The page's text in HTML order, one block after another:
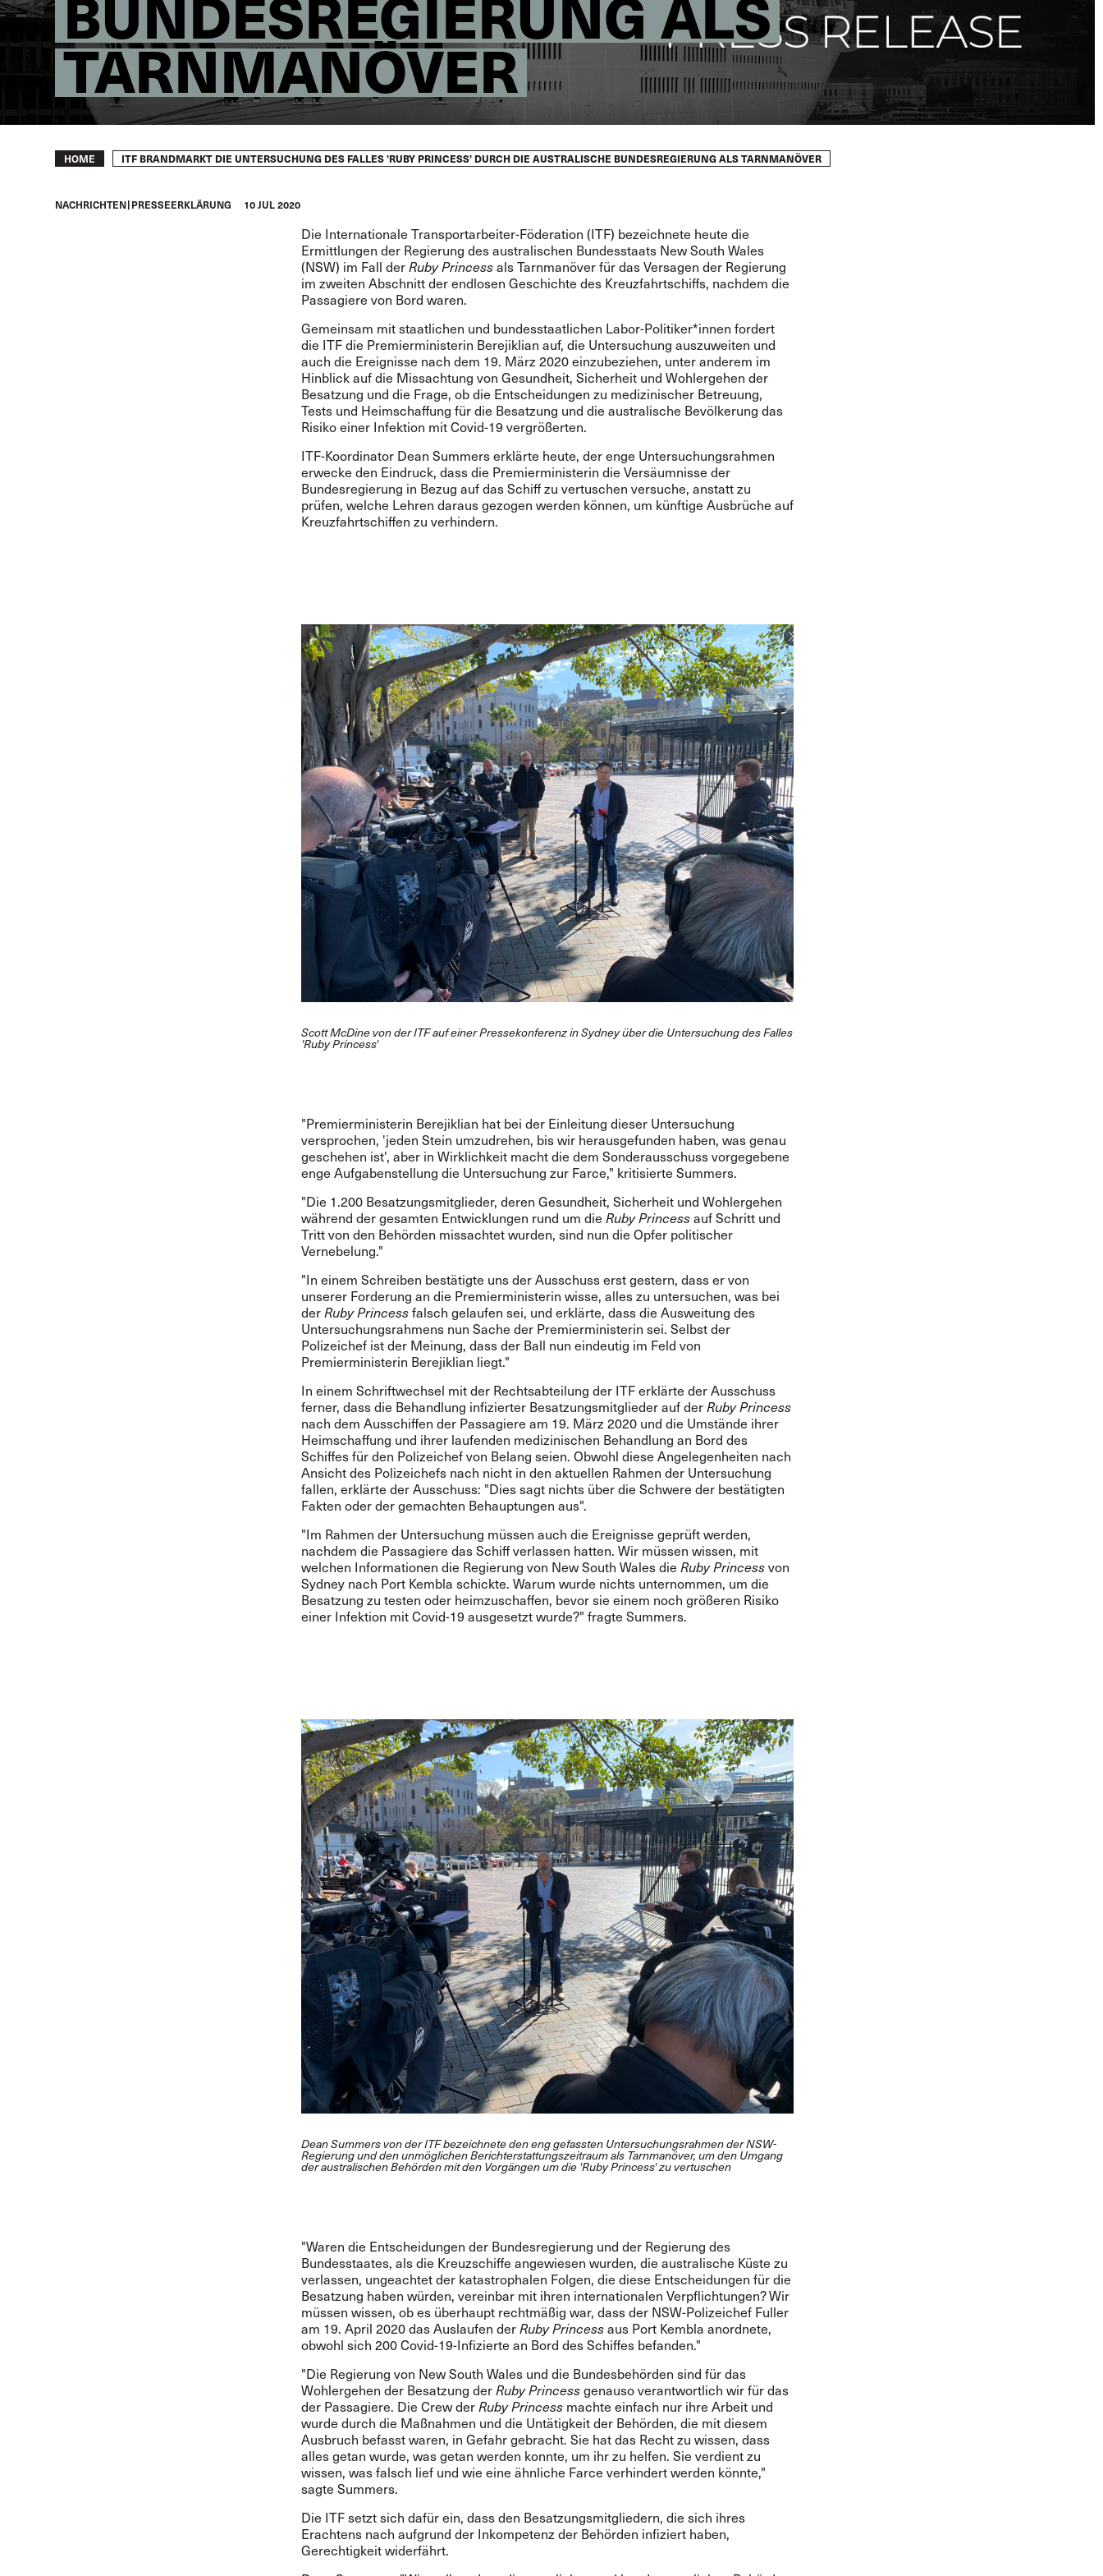
TARNMANÖVER
Breadcrumb
HOME ITF BRANDMARKT DIE UNTERSUCHUNG DES FALLES 'RUBY PRINCESS' DURCH DIE AUSTRALISCHE BUNDESREGIERUNG ALS TARNMANÖVER
NACHRICHTEN PRESSEERKLÄRUNG 10 JUL 2020
Die Internationale Transportarbeiter-Föderation (ITF) bezeichnete heute die
Ermittlungen der Regierung des australischen Bundesstaats New South Wales
(NSW) im Fall derRuby Princessals Tarnmanöver für das Versagen der Regierung
im zweiten Abschnitt der endlosen Geschichte des Kreuzfahrtschiffs, nachdem die
Passagiere von Bord waren.
Gemeinsam mit staatlichen und bundesstaatlichen Labor-Politiker*innen fordert
die ITF die Premierministerin Berejiklian auf, die Untersuchung auszuweiten und
auch die Ereignisse nach dem 19. März 2020 einzubeziehen, unter anderem im
Hinblick auf die Missachtung von Gesundheit, Sicherheit und Wohlergehen der
Besatzung und die Frage, ob die Entscheidungen zu medizinischer Betreuung,
Tests und Heimschaffung für die Besatzung und die australische Bevölkerung das
Risiko einer Infektion mit Covid-19 vergrößerten.
ITF-Koordinator Dean Summers erklärte heute, der enge Untersuchungsrahmen
erwecke den Eindruck, dass die Premierministerin die Versäumnisse der
Bundesregierung in Bezug auf das Schiff zu vertuschen versuche, anstatt zu
prüfen, welche Lehren daraus gezogen werden können, um künftige Ausbrüche auf
Kreuzfahrtschiffen zu verhindern.
Scott McDine von der ITF auf einer Pressekonferenz in Sydney über die Untersuchung des Falles
'Ruby Princess'
"Premierministerin Berejiklian hat bei der Einleitung dieser Untersuchung
versprochen, 'jeden Stein umzudrehen, bis wir herausgefunden haben, was genau
geschehen ist', aber in Wirklichkeit macht die dem Sonderausschuss vorgegebene
enge Aufgabenstellung die Untersuchung zur Farce," kritisierte Summers.
"Die 1.200 Besatzungsmitglieder, deren Gesundheit, Sicherheit und Wohlergehen
während der gesamten Entwicklungen rund um die Ruby Princessauf Schritt und
Tritt von den Behörden missachtet wurden, sind nun die Opfer politischer
Vernebelung."
"In einem Schreiben bestätigte uns der Ausschuss erst gestern, dass er von
unserer Forderung an die Premierministerin wisse, alles zu untersuchen, was bei
derRuby Princessfalsch gelaufen sei, und erklärte, dass die Ausweitung des
Untersuchungsrahmens nun Sache der Premierministerin sei. Selbst der
Polizeichef ist der Meinung, dass der Ball nun eindeutig im Feld von
Premierministerin Berejiklian liegt."
In einem Schriftwechsel mit der Rechtsabteilung der ITF erklärte der Ausschuss
ferner, dass die Behandlung infizierter Besatzungsmitglieder auf derRuby Princess
nach dem Ausschiffen der Passagiere am 19. März 2020 und die Umstände ihrer
Heimschaffung und ihrer laufenden medizinischen Behandlung an Bord des
Schiffes für den Polizeichef von Belang seien. Obwohl diese Angelegenheiten nach
Ansicht des Polizeichefs nach nicht in den aktuellen Rahmen der Untersuchung
fallen, erklärte der Ausschuss: "Dies sagt nichts über die Schwere der bestätigten
Fakten oder der gemachten Behauptungen aus".
"Im Rahmen der Untersuchung müssen auch die Ereignisse geprüft werden,
nachdem die Passagiere das Schiff verlassen hatten. Wir müssen wissen, mit
welchen Informationen die Regierung von New South Wales die Ruby Princessvon
Sydney nach Port Kembla schickte. Warum wurde nichts unternommen, um die
Besatzung zu testen oder heimzuschaffen, bevor sie einem noch größeren Risiko
einer Infektion mit Covid-19 ausgesetzt wurde?" fragte Summers.
Dean Summers von der ITF bezeichnete den eng gefassten Untersuchungsrahmen der NSW-
Regierung und den unmöglichen Berichterstattungszeitraum als Tarnmanöver, um den Umgang
der australischen Behörden mit den Vorgängen um die 'Ruby Princess' zu vertuschen
"Waren die Entscheidungen der Bundesregierung und der Regierung des
Bundesstaates, als die Kreuzschiffe angewiesen wurden, die australische Küste zu
verlassen, ungeachtet der katastrophalen Folgen, die diese Entscheidungen für die
Besatzung haben würden, vereinbar mit ihren internationalen Verpflichtungen? Wir
müssen wissen, ob es überhaupt rechtmäßig war, dass der NSW-Polizeichef Fuller
am 19. April 2020 das Auslaufen derRuby Princessaus Port Kembla anordnete,
obwohl sich 200 Covid-19-Infizierte an Bord des Schiffes befanden."
"Die Regierung von New South Wales und die Bundesbehörden sind für das
Wohlergehen der Besatzung derRuby Princessgenauso verantwortlich wir für das
der Passagiere. Die Crew derRuby Princess machte einfach nur ihre Arbeit und
wurde durch die Maßnahmen und die Untätigkeit der Behörden, die mit diesem
Ausbruch befasst waren, in Gefahr gebracht. Sie hat das Recht zu wissen, dass
alles getan wurde, was getan werden konnte, um ihr zu helfen. Sie verdient zu
wissen, was falsch lief und wie eine ähnliche Farce verhindert werden könnte,"
sagte Summers.
Die ITF setzt sich dafür ein, dass den Besatzungsmitgliedern, die sich ihres
Erachtens nach aufgrund der Inkompetenz der Behörden infiziert haben,
Gerechtigkeit widerfährt.